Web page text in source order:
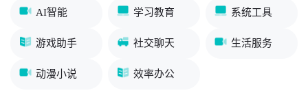
AI智能 学习教育 系统工具
游戏助手 社交聊天 生活服务
动漫小说 效率办公